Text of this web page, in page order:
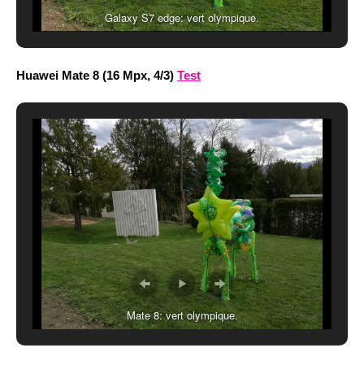
Galaxy S7 edge: vert olympique.
Huawei Mate 8 (16 Mpx, 4/3) Test
Mate 8: vert olympique.